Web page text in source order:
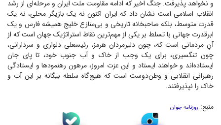
و نخواهد پذیرفت. جنگ اخیر که ادامه مقاومت ملت ایران و مرحله‌ای از رشد
انقلاب اسلامی است نشان داد که ایران اکنون نه یک بازیگر محلی، نه یک
قدرت متوسط، بلکه صاحبخانه تاریخی و بی‌منازع خلیج همیشه فارس و یک
ابرقدرت جهانی با تسلط بر یکی از مهم‌ترین نقاط استراتژیک جهان است که از
آنِ مردمانی است که، چون دلیرمردان هرمز، رئیسعلی دلواری و سردارانی،
چون تنگسیری، برای یک وجب از خاک و آب جنوب خود، تا پای جان
ایستاده‌اند و خواهند ایستاد و این عزت امروز، مرهون رهنمود‌ها و ایستادگی
رهبرانی انقلابی و وطن‌دوست است که هیچ‌گاه سلطه بیگانه بر این آب و
خاک را نپذیرفتند.
منبع: روزنامه جوان